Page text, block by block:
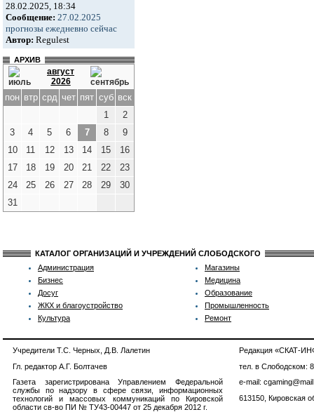
28.02.2025, 18:34
Сообщение: 27.02.2025
прогнозы ежедневно сейчас
Автор: Regulest
АРХИВ
август
2026
пон втр срд чет пят суб вск
1
2
3
4 5 6 7 8
9
10
11 12 13 14 15
16
17
18 19 20 21 22
23
24
25 26 27 28 29
30
31
КАТАЛОГ ОРГАНИЗАЦИЙ И УЧРЕЖДЕНИЙ СЛОБОДСКОГО
Администрация
Бизнес
Досуг
ЖКХ и благоустройство
Культура
Магазины
Медицина
Образование
Промышленность
Ремонт
Учредители Т.С. Черных, Д.В. Лалетин
Гл. редактор А.Г. Болтачев
Газета зарегистрирована Управлением Федеральной
службы по надзору в сфере связи, информационных
технологий и массовых коммуникаций по Кировской
области св-во ПИ № ТУ43-00447 от 25 декабря 2012 г.
Редакция «СКАТ-
тел. в Слободском:
e-mail:
613150, Кировская